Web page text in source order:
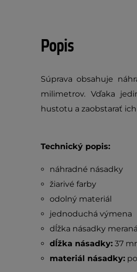
Popis
Súprava obsahuje
milimetrov. Vďaka
hustotu a zaobstarať
Technický popis:
náhradné násadky
žiarivé farby
odolný materiál
jednoduchá výmena
dĺžka násadky
dĺžka násadky:37
materiál násadky: